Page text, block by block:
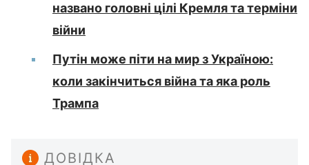
названо головні цілі Кремля та терміни
війни
Путін може піти на мир з Україною:
коли закінчиться війна та яка роль
Трампа
ДОВІДКА